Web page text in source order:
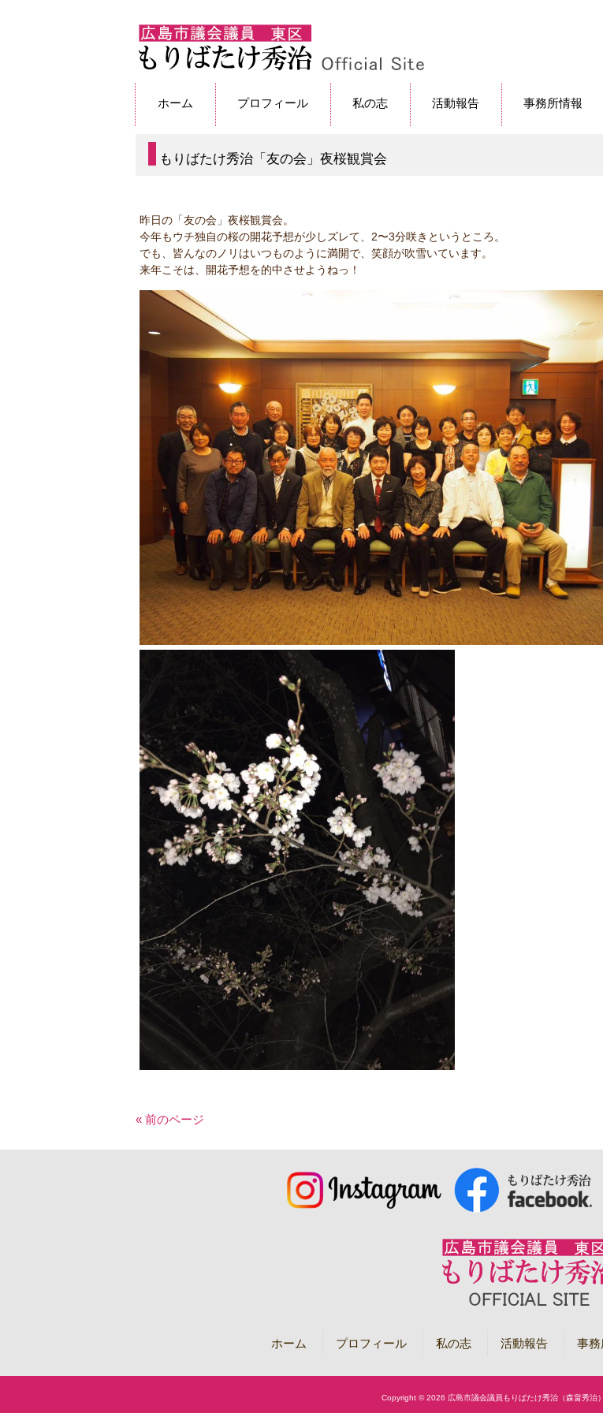
ホーム プロフィール 私の志 活動報告 事務所情報
もりばたけ秀治「友の会」夜桜観賞会
昨日の「友の会」夜桜観賞会。
今年もウチ独自の桜の開花予想が少しズレて、2〜3分咲きというところ。
でも、皆んなのノリはいつものように満開で、笑顔が吹雪いています。
来年こそは、開花予想を的中させようねっ！
« 前のページ
ホーム プロフィール 私の志 活動報告 事務
Copyright © 2026 広島市議会議員もりばたけ秀治（森畠秀治